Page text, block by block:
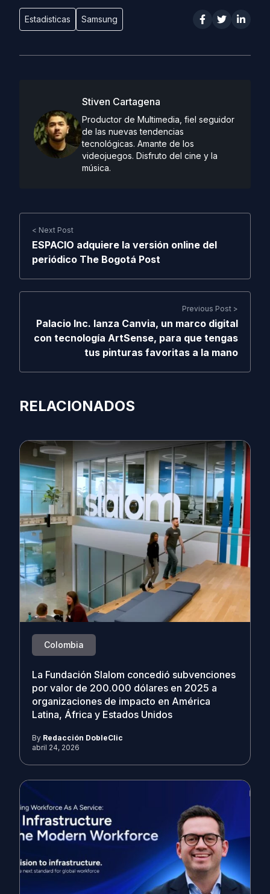
Estadisticas Samsung
Stiven Cartagena
Productor de Multimedia, fiel seguidor
de las nuevas tendencias
tecnológicas. Amante de los
videojuegos. Disfruto del cine y la
música.
< Next Post
ESPACIO adquiere la versión online del
periódico The Bogotá Post
Previous Post >
Palacio Inc. lanza Canvia, un marco digital
con tecnología ArtSense, para que tengas
tus pinturas favoritas a la mano
RELACIONADOS
Colombia
La Fundación Slalom concedió subvenciones
por valor de 200.000 dólares en 2025 a
organizaciones de impacto en América
Latina, África y Estados Unidos
By Redacción DobleClic
abril 24, 2026